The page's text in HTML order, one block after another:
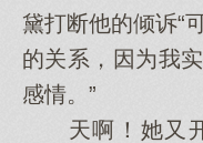
黛打断他的倾诉“
的关系，因为我
感情。”
天啊！她又开